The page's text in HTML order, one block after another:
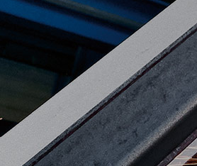
SOLDADORES SEGURIDAD